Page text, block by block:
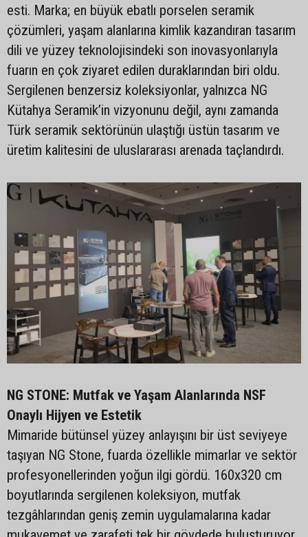
esti. Marka; en büyük ebatlı porselen seramik
çözümleri, yaşam alanlarına kimlik kazandıran tasarım
dili ve yüzey teknolojisindeki son inovasyonlarıyla
fuarın en çok ziyaret edilen duraklarından biri oldu.
Sergilenen benzersiz koleksiyonlar, yalnızca NG
Kütahya Seramik’in vizyonunu değil, aynı zamanda
Türk seramik sektörünün ulaştığı üstün tasarım ve
üretim kalitesini de uluslararası arenada taçlandırdı.
NG STONE: Mutfak ve Yaşam Alanlarında NSF
Onaylı Hijyen ve Estetik
Mimaride bütünsel yüzey anlayışını bir üst seviyeye
taşıyan NG Stone, fuarda özellikle mimarlar ve sektör
profesyonellerinden yoğun ilgi gördü. 160x320 cm
boyutlarında sergilenen koleksiyon, mutfak
tezgâhlarından geniş zemin uygulamalarına kadar